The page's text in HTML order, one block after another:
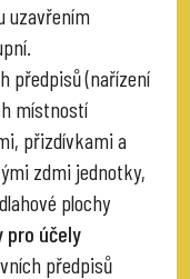
uzavřením
předpisů (nařízení
místností
přizdívkami a
zdmi jednotky,
plochy
pro účely
předpisů